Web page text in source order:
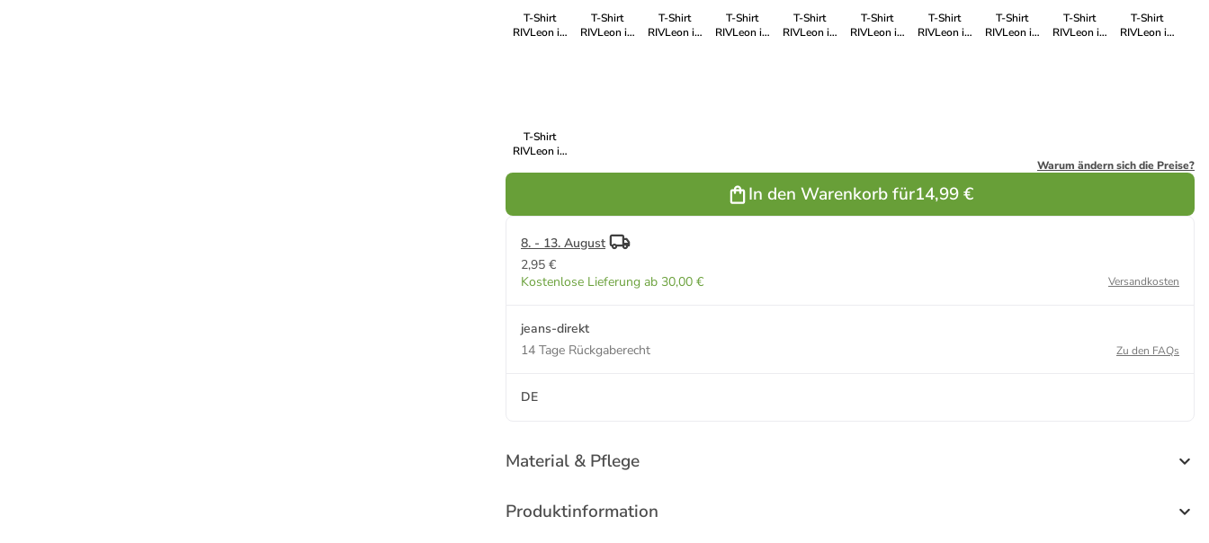
T-Shirt
RIVLeon in
T-Shirt
RIVLeon in
T-Shirt
RIVLeon in
T-Shirt
RIVLeon in
T-Shirt
RIVLeon in
T-Shirt
RIVLeon in
T-Shirt
RIVLeon in
T-Shirt
RIVLeon in
T-Shirt
RIVLeon in
T-Shirt
RIVLeon in
T-Shirt
RIVLeon in
Warum ändern sich die Preise?
In den Warenkorb für14,99 €
8. - 13. August
2,95 €
Kostenlose Lieferung ab 30,00 €
Versandkosten
jeans-direkt
14 Tage Rückgaberecht
Zu den FAQs
DE
Material & Pflege
Produktinformation